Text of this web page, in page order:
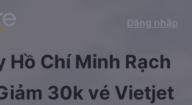
Vexere ngay!
đãi thành viên độc
Mở app
Vexere
khi đặt vé máy bay qua
Mở app
Đăng nhập
Hồ Chí Minh Rạch
30k vé Vietjet